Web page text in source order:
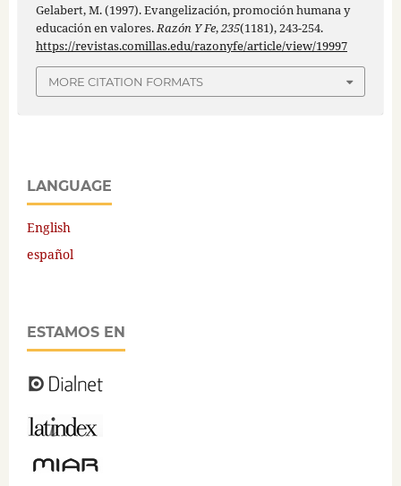
Gelabert, M. (1997). Evangelización, promoción humana y
educación en valores.Razón Y Fe,235(1181), 243-254.
https://revistas.comillas.edu/razonyfe/article/view/19997
MORE CITATION FORMATS
LANGUAGE
English
español
ESTAMOS EN